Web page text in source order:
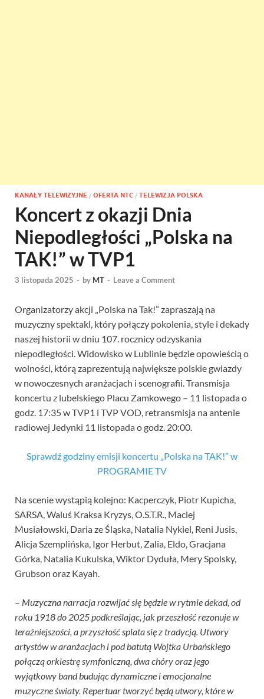
KANAŁY TELEWIZYJNE / OFERTA NTC / TELEWIZJA POLSKA
Koncert z okazji Dnia
Niepodległości „Polska na
TAK!” w TVP1
3 listopada 2025 - by MT - Leave a Comment
Organizatorzy akcji „Polska na Tak!” zapraszają na
muzyczny spektakl, który połączy pokolenia, style i dekady
naszej historii w dniu 107. rocznicy odzyskania
niepodległości. Widowisko w Lublinie będzie opowieścią o
wolności, którą zaprezentują największe polskie gwiazdy
w nowoczesnych aranżacjach i scenografii. Transmisja
koncertu z lubelskiego Placu Zamkowego – 11 listopada o
godz. 17:35 w TVP1 i TVP VOD, retransmisja na antenie
radiowej Jedynki 11 listopada o godz. 20:00.
Sprawdź godziny emisji koncertu „Polska na TAK!” w
PROGRAMIE TV
Na scenie wystąpią kolejno: Kacperczyk, Piotr Kupicha,
SARSA, Waluś Kraksa Kryzys, O.S.T.R., Maciej
Musiałowski, Daria ze Śląska, Natalia Nykiel, Reni Jusis,
Alicja Szemplińska, Igor Herbut, Zalia, Eldo, Gracjana
Górka, Natalia Kukulska, Wiktor Dyduła, Mery Spolsky,
Grubson oraz Kayah.
– Muzyczna narracja rozwijać się będzie w rytmie dekad, od
roku 1918 do 2025 podkreślając, jak przeszłość rezonuje w
teraźniejszości, a przyszłość splata się z tradycją. Utwory
artystów w aranżacjach i pod batutą Wojtka Urbańskiego
połączą orkiestrę symfoniczną, dwa chóry oraz jego
wyjątkowy band budując dynamiczne i emocjonalne
muzyczne światy. Repertuar tworzyć będą utwory, które w